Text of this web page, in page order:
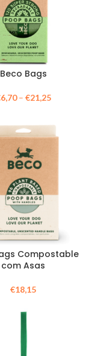
Beco Bags
6,70– €21,25
Compostable
com Asas
€18,15